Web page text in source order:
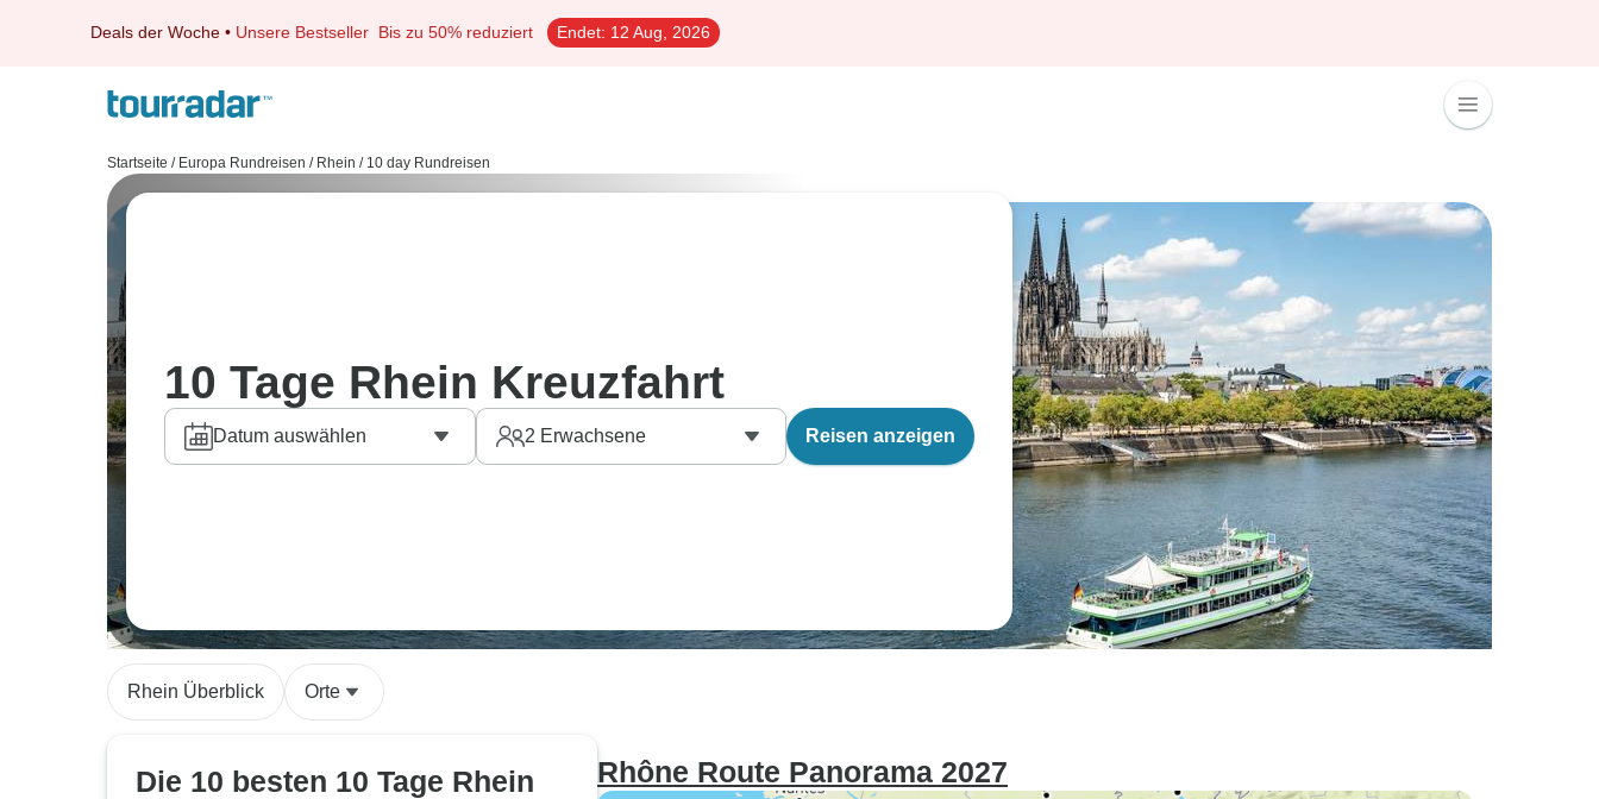
Deals der Woche • Unsere Bestseller Bis zu 50% reduziert Endet: 12 Aug, 2026
Startseite / Europa Rundreisen / Rhein / 10 day Rundreisen
10 Tage Rhein Kreuzfahrt
Datum auswählen 2 Erwachsene Reisen anzeigen
Rhein Überblick Orte
Die 10 besten 10 Tage Rhein
Rhône Route Panorama 2027